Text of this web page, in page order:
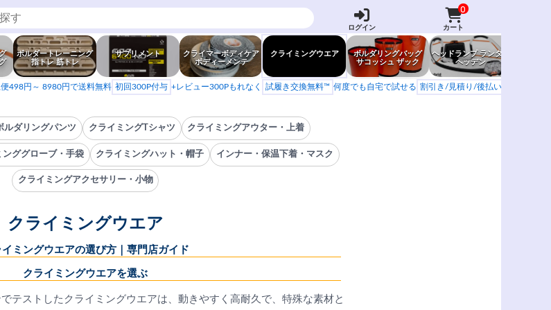
ログイン
0
カート
ボルダートレーニング
指トレ 筋トレ
サプリメント
クライマーボディケア
ボディーメンテ
クライミングウエア
ボルダリングバッグ
サコッシュ ザック
ヘッドランプ ランタン
ヘッデン
498円～ 8980円で送料無料 初回300P付与 +レビュー300Pもれなく 試履き交換無料™ 何度でも自宅で試せる 割引き/見積り/後払い
ルダリングパンツ クライミングTシャツ クライミングアウター・上着
ンググローブ・手袋 クライミングハット・帽子 インナー・保温下着・マスク
クライミングアクセサリー・小物
クライミングウエア
イミングウエアの選び方｜専門店ガイド
クライミングウエアを選ぶ
テストしたクライミングウエアは、動きやすく高耐久で、特殊な素材と